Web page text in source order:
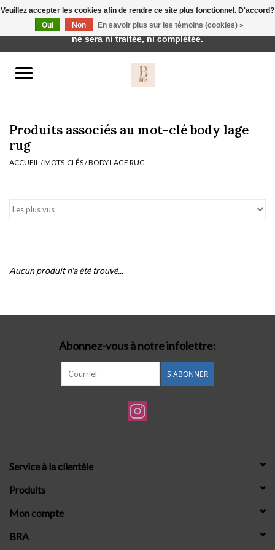
vêtements de nuit
Badmode
Produits associés au mot-clé body lage
rug
ACCUEIL /MOTS-CLÉS/BODY LAGE RUG
Aucun produit n'a été trouvé...
Abonnez-vous à notre infolettre:
S'ABONNER
Service à la clientèle
Produits
Mon compte
BRA
Veuillez accepter les cookies afin de rendre ce site plus fonctionnel. D'accord?
Oui
Non En savoir plus sur les témoins (cookies) »
Cette boutique est en construction. Toute commande passée
ne sera ni traitée, ni complétée.